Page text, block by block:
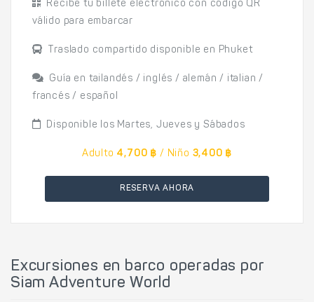
Recibe tu billete electrónico con código QR
válido para embarcar
Traslado compartido disponible en Phuket
Guía en tailandés / inglés / alemán / italian /
francés / español
Disponible los Martes, Jueves y Sábados
Adulto 4,700 ฿ / Niño 3,400 ฿
RESERVA AHORA
Excursiones en barco operadas por
Siam Adventure World